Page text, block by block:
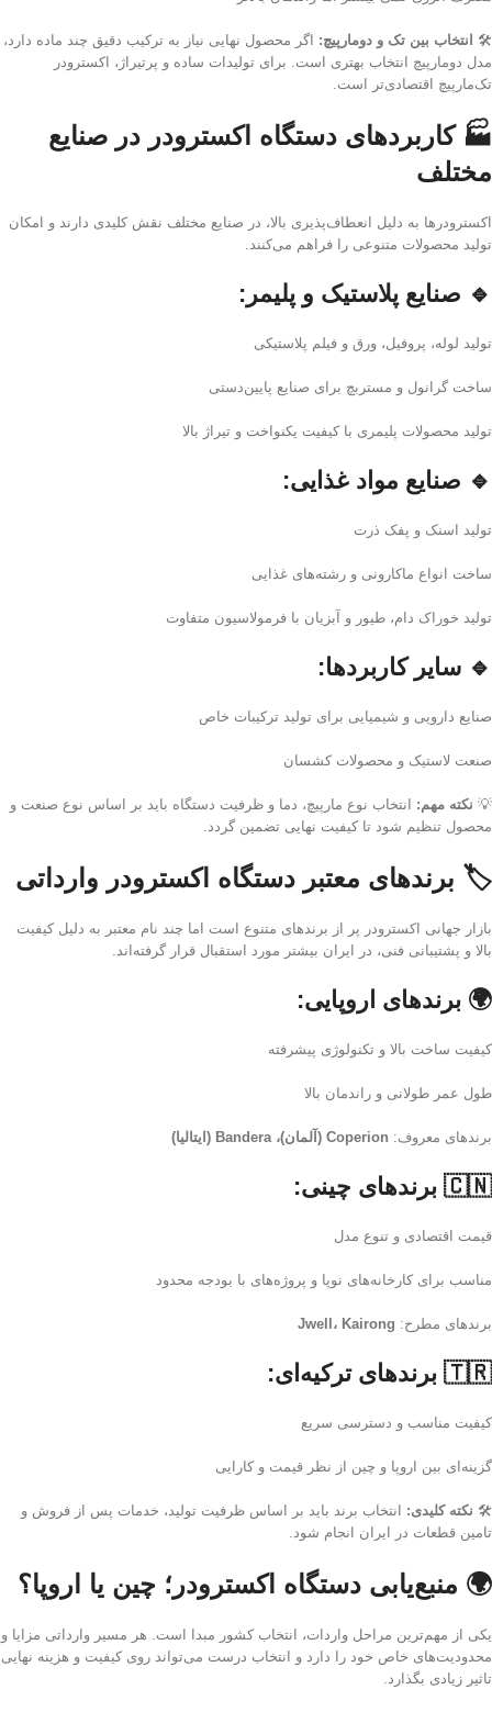
🛠️ انتخاب بین تک و دومارپیچ: اگر محصول نهایی نیاز به ترکیب دقیق چند ماده دارد،
مدل دومارپیچ انتخاب بهتری است. برای تولیدات ساده و پرتیراژ، اکسترودر
تک‌مارپیچ اقتصادی‌تر است.
🏭 کاربردهای دستگاه اکسترودر در صنایع
مختلف
اکسترودرها به دلیل انعطاف‌پذیری بالا، در صنایع مختلف نقش کلیدی دارند و امکان
تولید محصولات متنوعی را فراهم می‌کنند.
🔹 صنایع پلاستیک و پلیمر:
تولید لوله، پروفیل، ورق و فیلم پلاستیکی
ساخت گرانول و مستربچ برای صنایع پایین‌دستی
تولید محصولات پلیمری با کیفیت یکنواخت و تیراژ بالا
🔹 صنایع مواد غذایی:
تولید اسنک و پفک ذرت
ساخت انواع ماکارونی و رشته‌های غذایی
تولید خوراک دام، طیور و آبزیان با فرمولاسیون متفاوت
🔹 سایر کاربردها:
صنایع دارویی و شیمیایی برای تولید ترکیبات خاص
صنعت لاستیک و محصولات کشسان
💡 نکته مهم: انتخاب نوع مارپیچ، دما و ظرفیت دستگاه باید بر اساس نوع صنعت و
محصول تنظیم شود تا کیفیت نهایی تضمین گردد.
🏷️ برندهای معتبر دستگاه اکسترودر وارداتی
بازار جهانی اکسترودر پر از برندهای متنوع است اما چند نام معتبر به دلیل کیفیت
بالا و پشتیبانی فنی، در ایران بیشتر مورد استقبال قرار گرفته‌اند.
🌍 برندهای اروپایی:
کیفیت ساخت بالا و تکنولوژی پیشرفته
طول عمر طولانی و راندمان بالا
برندهای معروف: Coperion (آلمان)، Bandera (ایتالیا)
🇨🇳 برندهای چینی:
قیمت اقتصادی و تنوع مدل
مناسب برای کارخانه‌های نوپا و پروژه‌های با بودجه محدود
برندهای مطرح: Jwell، Kairong
🇹🇷 برندهای ترکیه‌ای:
کیفیت مناسب و دسترسی سریع
گزینه‌ای بین اروپا و چین از نظر قیمت و کارایی
🛠️ نکته کلیدی: انتخاب برند باید بر اساس ظرفیت تولید، خدمات پس از فروش و
تامین قطعات در ایران انجام شود.
🌍 منبع‌یابی دستگاه اکسترودر؛ چین یا اروپا؟
یکی از مهم‌ترین مراحل واردات، انتخاب کشور مبدا است. هر مسیر وارداتی مزایا و
محدودیت‌های خاص خود را دارد و انتخاب درست می‌تواند روی کیفیت و هزینه نهایی
تاثیر زیادی بگذارد.